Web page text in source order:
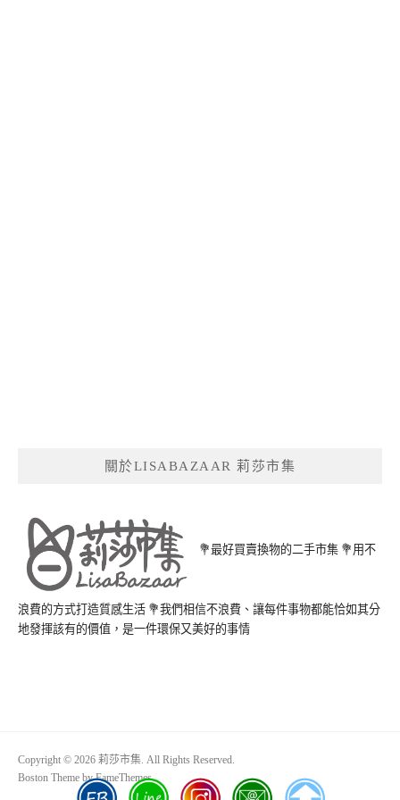
關於LISABAZAAR 莉莎市集
💐最好買賣換物的二手市集 💐用不
浪費的方式打造質感生活 💐我們相信不浪費、讓每件事物都能恰如其分
地發揮該有的價值，是一件環保又美好的事情
Copyright © 2026 莉莎市集. All Rights Reserved.
Boston Theme byFameThemes